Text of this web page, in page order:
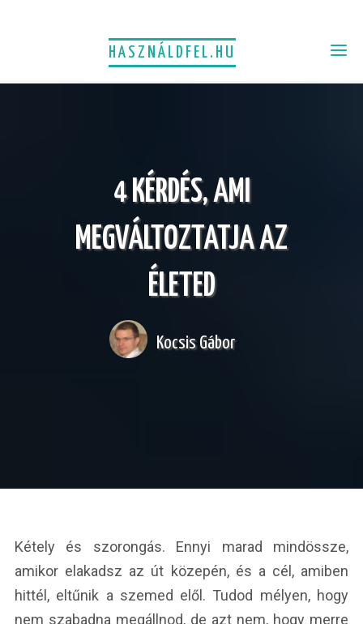
HASZNÁLDFEL.HU
4 KÉRDÉS, AMI
MEGVÁLTOZTATJA AZ
ÉLETED
Kocsis Gábor
Kétely és szorongás. Ennyi marad mindössze,
amikor elakadsz az út közepén, és a cél, amiben
hittél, eltűnik a szemed elől. Tudod mélyen, hogy
nem szabadna megállnod, de azt nem, hogy merre